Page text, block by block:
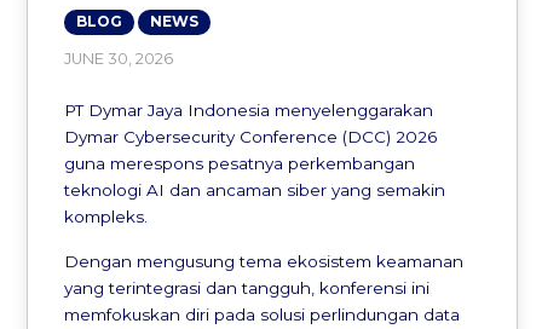
BLOG NEWS
JUNE 30, 2026
PT Dymar Jaya Indonesia menyelenggarakan
Dymar Cybersecurity Conference (DCC) 2026
guna merespons pesatnya perkembangan
teknologi AI dan ancaman siber yang semakin
kompleks.
Dengan mengusung tema ekosistem keamanan
yang terintegrasi dan tangguh, konferensi ini
memfokuskan diri pada solusi perlindungan data